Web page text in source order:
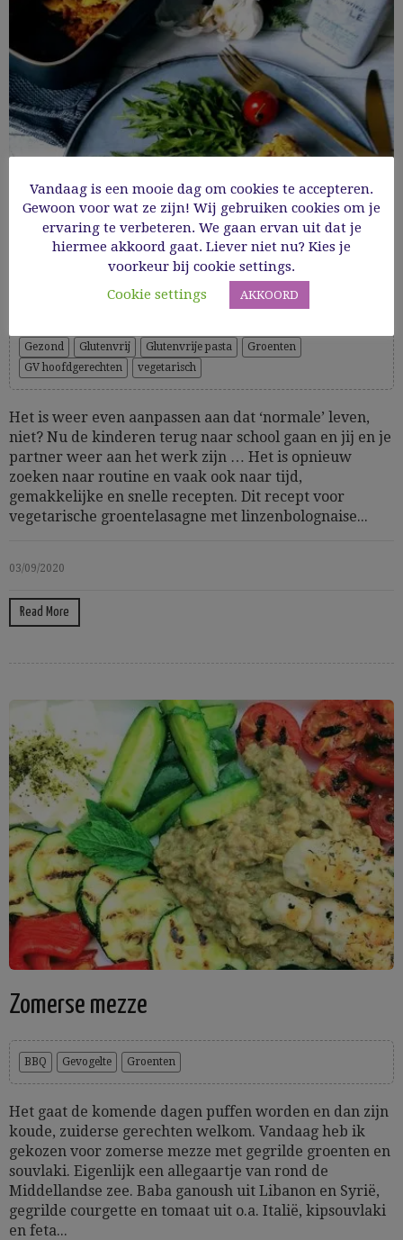
Vegetarische groentelasagne met
linzenbolognaise
Gezond Glutenvrij Glutenvrije pasta
Groenten
GV hoofdgerechten
vegetarisch
Het is weer even aanpassen aan dat ‘normale’ leven,
niet? Nu de kinderen terug naar school gaan en jij en je
partner weer aan het werk zijn … Het is opnieuw
zoeken naar routine en vaak ook naar tijd,
gemakkelijke en snelle recepten. Dit recept voor
vegetarische groentelasagne met linzenbolognaise...
03/09/2020
Read More
Zomerse mezze
BBQ Gevogelte Groenten
Het gaat de komende dagen puffen worden en dan zijn
koude, zuiderse gerechten welkom. Vandaag heb ik
gekozen voor zomerse mezze met gegrilde groenten en
souvlaki. Eigenlijk een allegaartje van rond de
Middellandse zee. Baba ganoush uit Libanon en Syrië,
gegrilde courgette en tomaat uit o.a. Italië, kipsouvlaki
en feta...
Vandaag is een mooie dag om cookies te accepteren.
Gewoon voor wat ze zijn! Wij gebruiken cookies om je
ervaring te verbeteren. We gaan ervan uit dat je
hiermee akkoord gaat. Liever niet nu? Kies je
voorkeur bij cookie settings.
Cookie settings
AKKOORD